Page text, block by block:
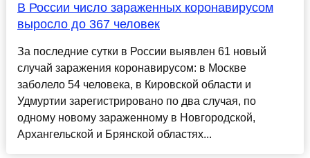
В России число зараженных коронавирусом
выросло до 367 человек
За последние сутки в России выявлен 61 новый
случай заражения коронавирусом: в Москве
заболело 54 человека, в Кировской области и
Удмуртии зарегистрировано по два случая, по
одному новому зараженному в Новгородской,
Архангельской и Брянской областях...